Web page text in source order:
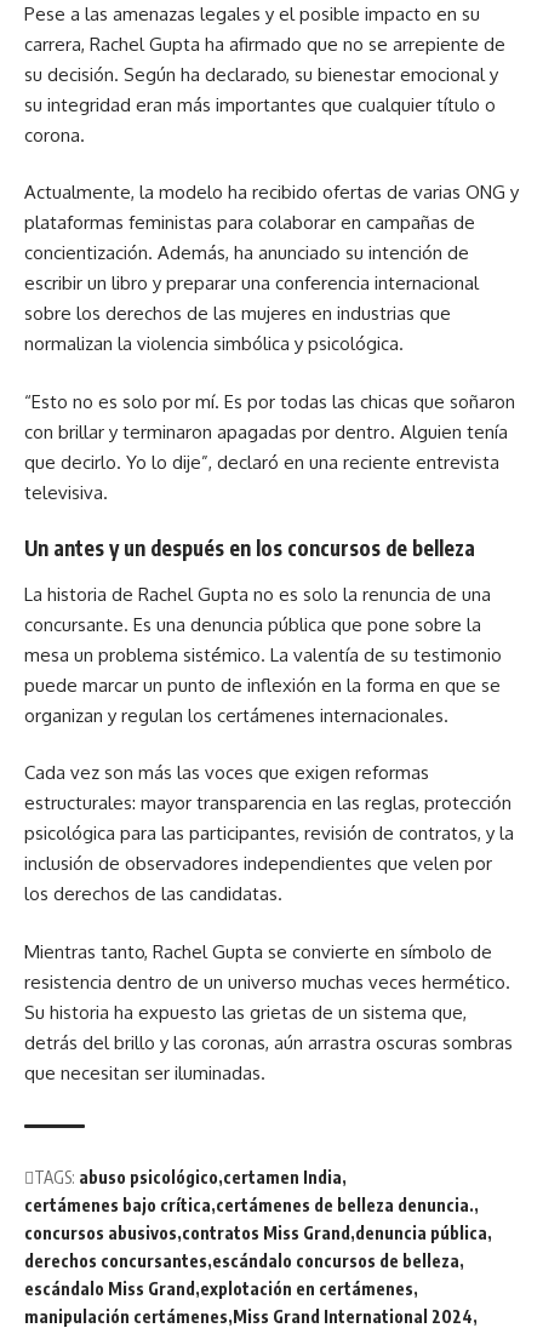
Pese a las amenazas legales y el posible impacto en su
carrera, Rachel Gupta ha afirmado que no se arrepiente de
su decisión. Según ha declarado, su bienestar emocional y
su integridad eran más importantes que cualquier título o
corona.
Actualmente, la modelo ha recibido ofertas de varias ONG y
plataformas feministas para colaborar en campañas de
concientización. Además, ha anunciado su intención de
escribir un libro y preparar una conferencia internacional
sobre los derechos de las mujeres en industrias que
normalizan la violencia simbólica y psicológica.
“Esto no es solo por mí. Es por todas las chicas que soñaron
con brillar y terminaron apagadas por dentro. Alguien tenía
que decirlo. Yo lo dije”, declaró en una reciente entrevista
televisiva.
Un antes y un después en los concursos de belleza
La historia de Rachel Gupta no es solo la renuncia de una
concursante. Es una denuncia pública que pone sobre la
mesa un problema sistémico. La valentía de su testimonio
puede marcar un punto de inflexión en la forma en que se
organizan y regulan los certámenes internacionales.
Cada vez son más las voces que exigen reformas
estructurales: mayor transparencia en las reglas, protección
psicológica para las participantes, revisión de contratos, y la
inclusión de observadores independientes que velen por
los derechos de las candidatas.
Mientras tanto, Rachel Gupta se convierte en símbolo de
resistencia dentro de un universo muchas veces hermético.
Su historia ha expuesto las grietas de un sistema que,
detrás del brillo y las coronas, aún arrastra oscuras sombras
que necesitan ser iluminadas.
TAGS: abuso psicológico certamen India
certámenes bajo crítica certámenes de belleza denuncia.
concursos abusivos contratos Miss Grand denuncia pública
derechos concursantes escándalo concursos de belleza
escándalo Miss Grand explotación en certámenes
manipulación certámenes Miss Grand International 2024